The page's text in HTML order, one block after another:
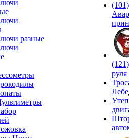
разные
(101)
руля